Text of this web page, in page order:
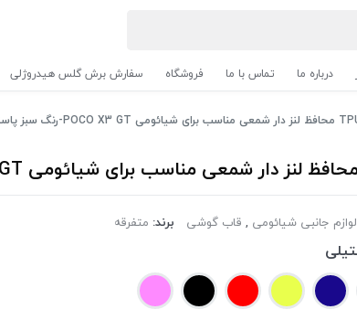
درباره ما تماس با ما فروشگاه سفارش برش گلس هیدروژلی
لوازم جانبی شیائومی , قاب گوشی برند: متفرقه